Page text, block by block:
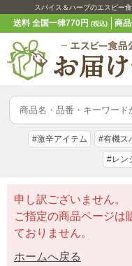
スパイス＆ハーブのエスビー
送料 全国一律770円(税込) 商
#激辛アイテム #有機ス
#レン
申し訳ございません。
ご指定の商品ページは
ておりません。
ホームへ戻る